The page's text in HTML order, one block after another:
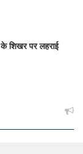
शिखर पर लहराई